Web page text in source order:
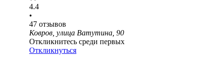
4.4
•
47 отзывов
Ковров, улица Ватутина, 90
Откликнитесь среди первых
Откликнуться